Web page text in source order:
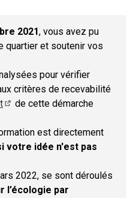
2021, vous avez pu
quartier et soutenir vos
pour vérifier
critères de recevabilité
de cette démarche
est directement
votre idée n'est pas
2022, se sont déroulés
l’écologie par